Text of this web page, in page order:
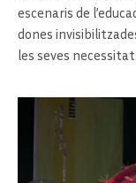
escenaris de
dones
les seves